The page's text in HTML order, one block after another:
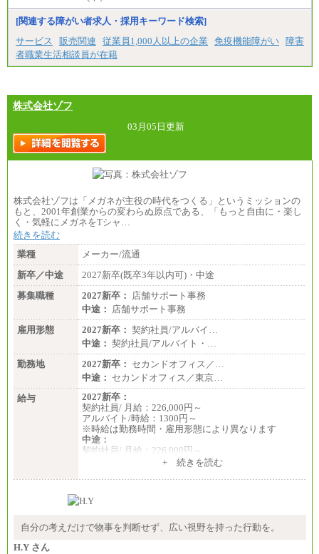
[関連する障がい者求人・採用キーワード検索]
サービス
販売関連 従業員1,000人以上の企業 免疫機能障がい 障害
者職業生活相談員が在籍
株式会社ゾフ
03月05日更新
株式会社ゾフは「メガネが主役の時代をつくる」というミッションの
もと、2001年創業からの変わらぬ原点である、「もっと自由に・楽し
く・気軽にメガネをTシャ…
続きを読む
業種
メーカー/流通
新卒／中途
2027新卒(既卒3年以内可)・中途
募集職種
2027新卒： 店舗サポート事務
中途： 店舗サポート事務
雇用形態
2027新卒： 契約社員/アルバイ…
中途： 契約社員/アルバイト・…
勤務地
2027新卒： セカンドオフィス／…
中途： セカンドオフィス／東京…
給与
2027新卒：
契約社員/ 月給：226,000円～
アルバイト/時給：1300円～
※時給は勤務時間・雇用形態により異なります
中途：
契約社員/ 月給：226,000円～
アルバイト/時給：1300円～
+ 続きを読む
自分の考えだけで物事を判断せず、広い視野を持った行動を。
H.Y さん